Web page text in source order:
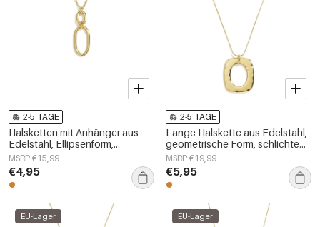
2-5 TAGE
Halsketten mit Anhänger aus
Edelstahl, Ellipsenform,
schlichte Serie
„Alltagsschmuck“,
Damenschmuck
MSRP €15,99
€4,95
2-5 TAGE
Lange Halskette aus Edelstahl,
geometrische Form, schlichte
Alltags-Serie, Damenschmuck
MSRP €19,99
€5,95
EU-Lager EU-Lager